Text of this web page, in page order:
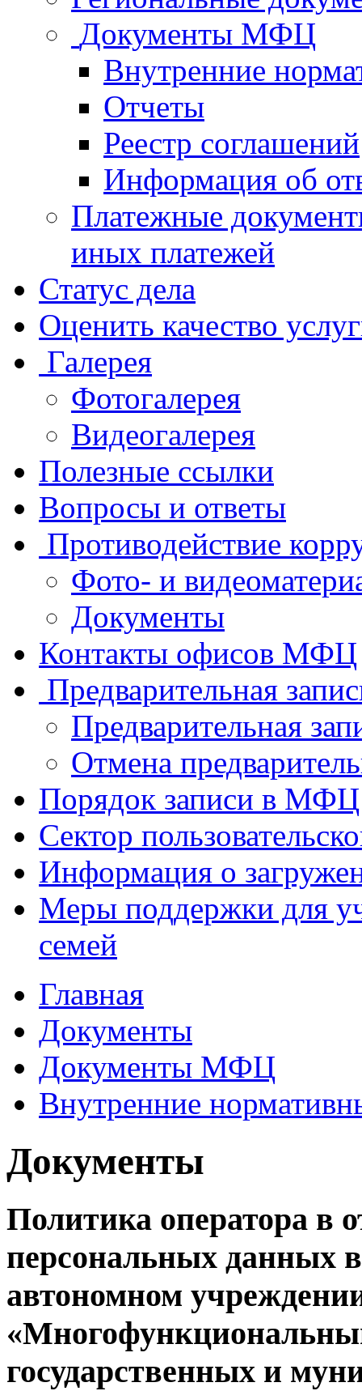
Документы МФЦ
Внутренние
Отчеты
Реестр соглашений
Информация об
Платежные
иных платежей
Статус дела
Оценить качество
Галерея
Фотогалерея
Видеогалерея
Полезные ссылки
Вопросы и ответы
Противодействие
Фото- и
Документы
Контакты офисов МФЦ
Предварительная
Предварительная
Отмена
Порядок записи в МФЦ
Сектор
Информация о
Меры поддержки для
семей
Главная
Документы
Документы МФЦ
Внутренние
Документы
Политика оператора в
персональных данных
автономном
государственных и